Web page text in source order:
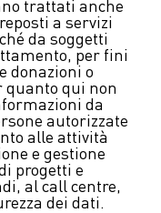
trattati anche
a servizi
da soggetti
per fini
donazioni o
qui non
da
autorizzate
alle attività
e gestione
progetti e
al call centre,
dei dati.